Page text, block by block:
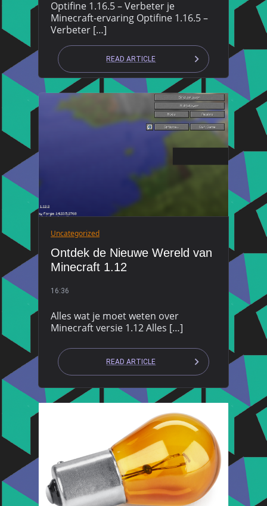
Optifine 1.16.5 – Verbeter je
Minecraft-ervaring Optifine 1.16.5 –
Verbeter […]
READ ARTICLE
Uncategorized
Ontdek de Nieuwe Wereld van
Minecraft 1.12
16:36
Alles wat je moet weten over
Minecraft versie 1.12 Alles […]
READ ARTICLE